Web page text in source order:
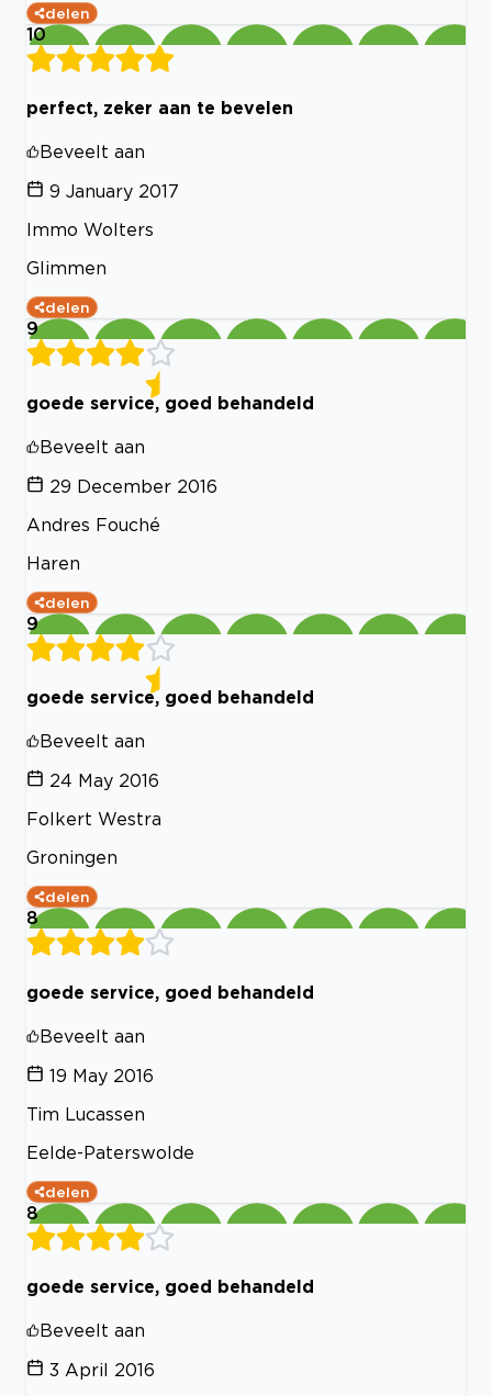
delen
10
perfect, zeker aan te bevelen
Beveelt aan
9 January 2017
Immo Wolters
Glimmen
delen
9
goede service, goed behandeld
Beveelt aan
29 December 2016
Andres Fouché
Haren
delen
9
goede service, goed behandeld
Beveelt aan
24 May 2016
Folkert Westra
Groningen
delen
8
goede service, goed behandeld
Beveelt aan
19 May 2016
Tim Lucassen
Eelde-Paterswolde
delen
8
goede service, goed behandeld
Beveelt aan
3 April 2016